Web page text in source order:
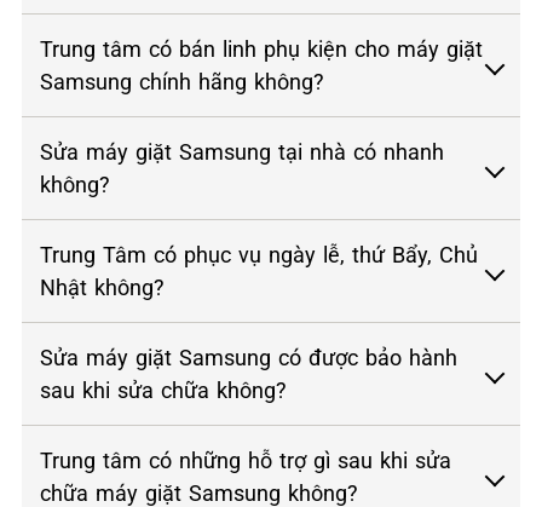
Trung tâm có bán linh phụ kiện cho máy giặt
Samsung chính hãng không?
Sửa máy giặt Samsung tại nhà có nhanh
không?
Trung Tâm có phục vụ ngày lễ, thứ Bẩy, Chủ
Nhật không?
Sửa máy giặt Samsung có được bảo hành
sau khi sửa chữa không?
Trung tâm có những hỗ trợ gì sau khi sửa
chữa máy giặt Samsung không?